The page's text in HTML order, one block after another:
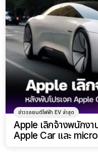
ข่าวรถยนต์ไฟฟ้า EV ล่าสุด
Apple เลิกจ้างพนักง
Apple Car และ